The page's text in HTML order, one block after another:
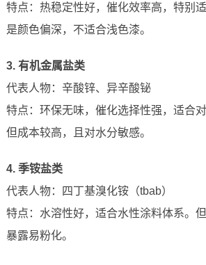
特点：热稳定性好，催化效率高，特别
是颜色偏深，不适合浅色漆。
3. 有机金属盐类
代表人物：辛酸锌、异辛酸铋
特点：环保无味，催化选择性强，适合
但成本较高，且对水分敏感。
4. 季铵盐类
代表人物：四丁基溴化铵（tbab）
特点：水溶性好，适合水性涂料体系。
暴露易粉化。